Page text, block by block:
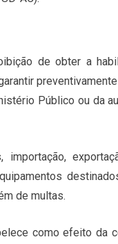
de obter a
Público ou da
de multas.
como efeito da